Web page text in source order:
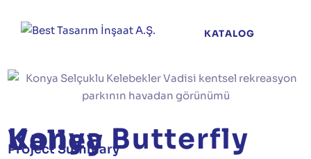
KATALOG
Konya Butterfly Valley
Project Summary